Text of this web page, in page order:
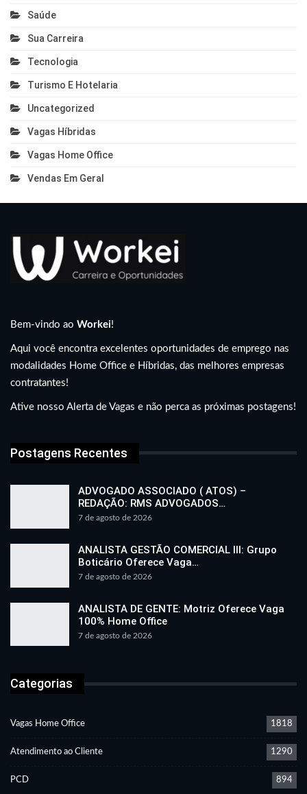
Saúde
Sua Carreira
Tecnologia
Turismo E Hotelaria
Uncategorized
Vagas Híbridas
Vagas Home Office
Vendas Em Geral
Bem-vindo ao Workei!
Aqui você encontra excelentes oportunidades de emprego nas
modalidades Home Office e Híbridas, das melhores empresas
contratantes!
Ative nosso Alerta de Vagas e não perca as próximas postagens!
Postagens Recentes
ADVOGADO ASSOCIADO ( ATOS) –
REDAÇÃO: RMS ADVOGADOS…
7 de agosto de 2026
ANALISTA GESTÃO COMERCIAL III: Grupo
Boticário Oferece Vaga…
7 de agosto de 2026
ANALISTA DE GENTE: Motriz Oferece Vaga
100% Home Office
7 de agosto de 2026
Categorias
Vagas Home Office 1818
Atendimento ao Cliente 1290
PCD 894